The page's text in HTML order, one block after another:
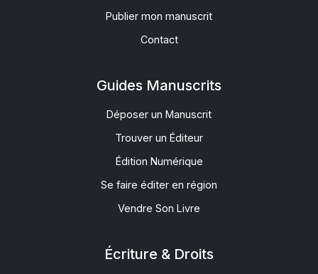
Publier mon manuscrit
Contact
Guides Manuscrits
Déposer un Manuscrit
Trouver un Éditeur
Édition Numérique
Se faire éditer en région
Vendre Son Livre
Écriture & Droits